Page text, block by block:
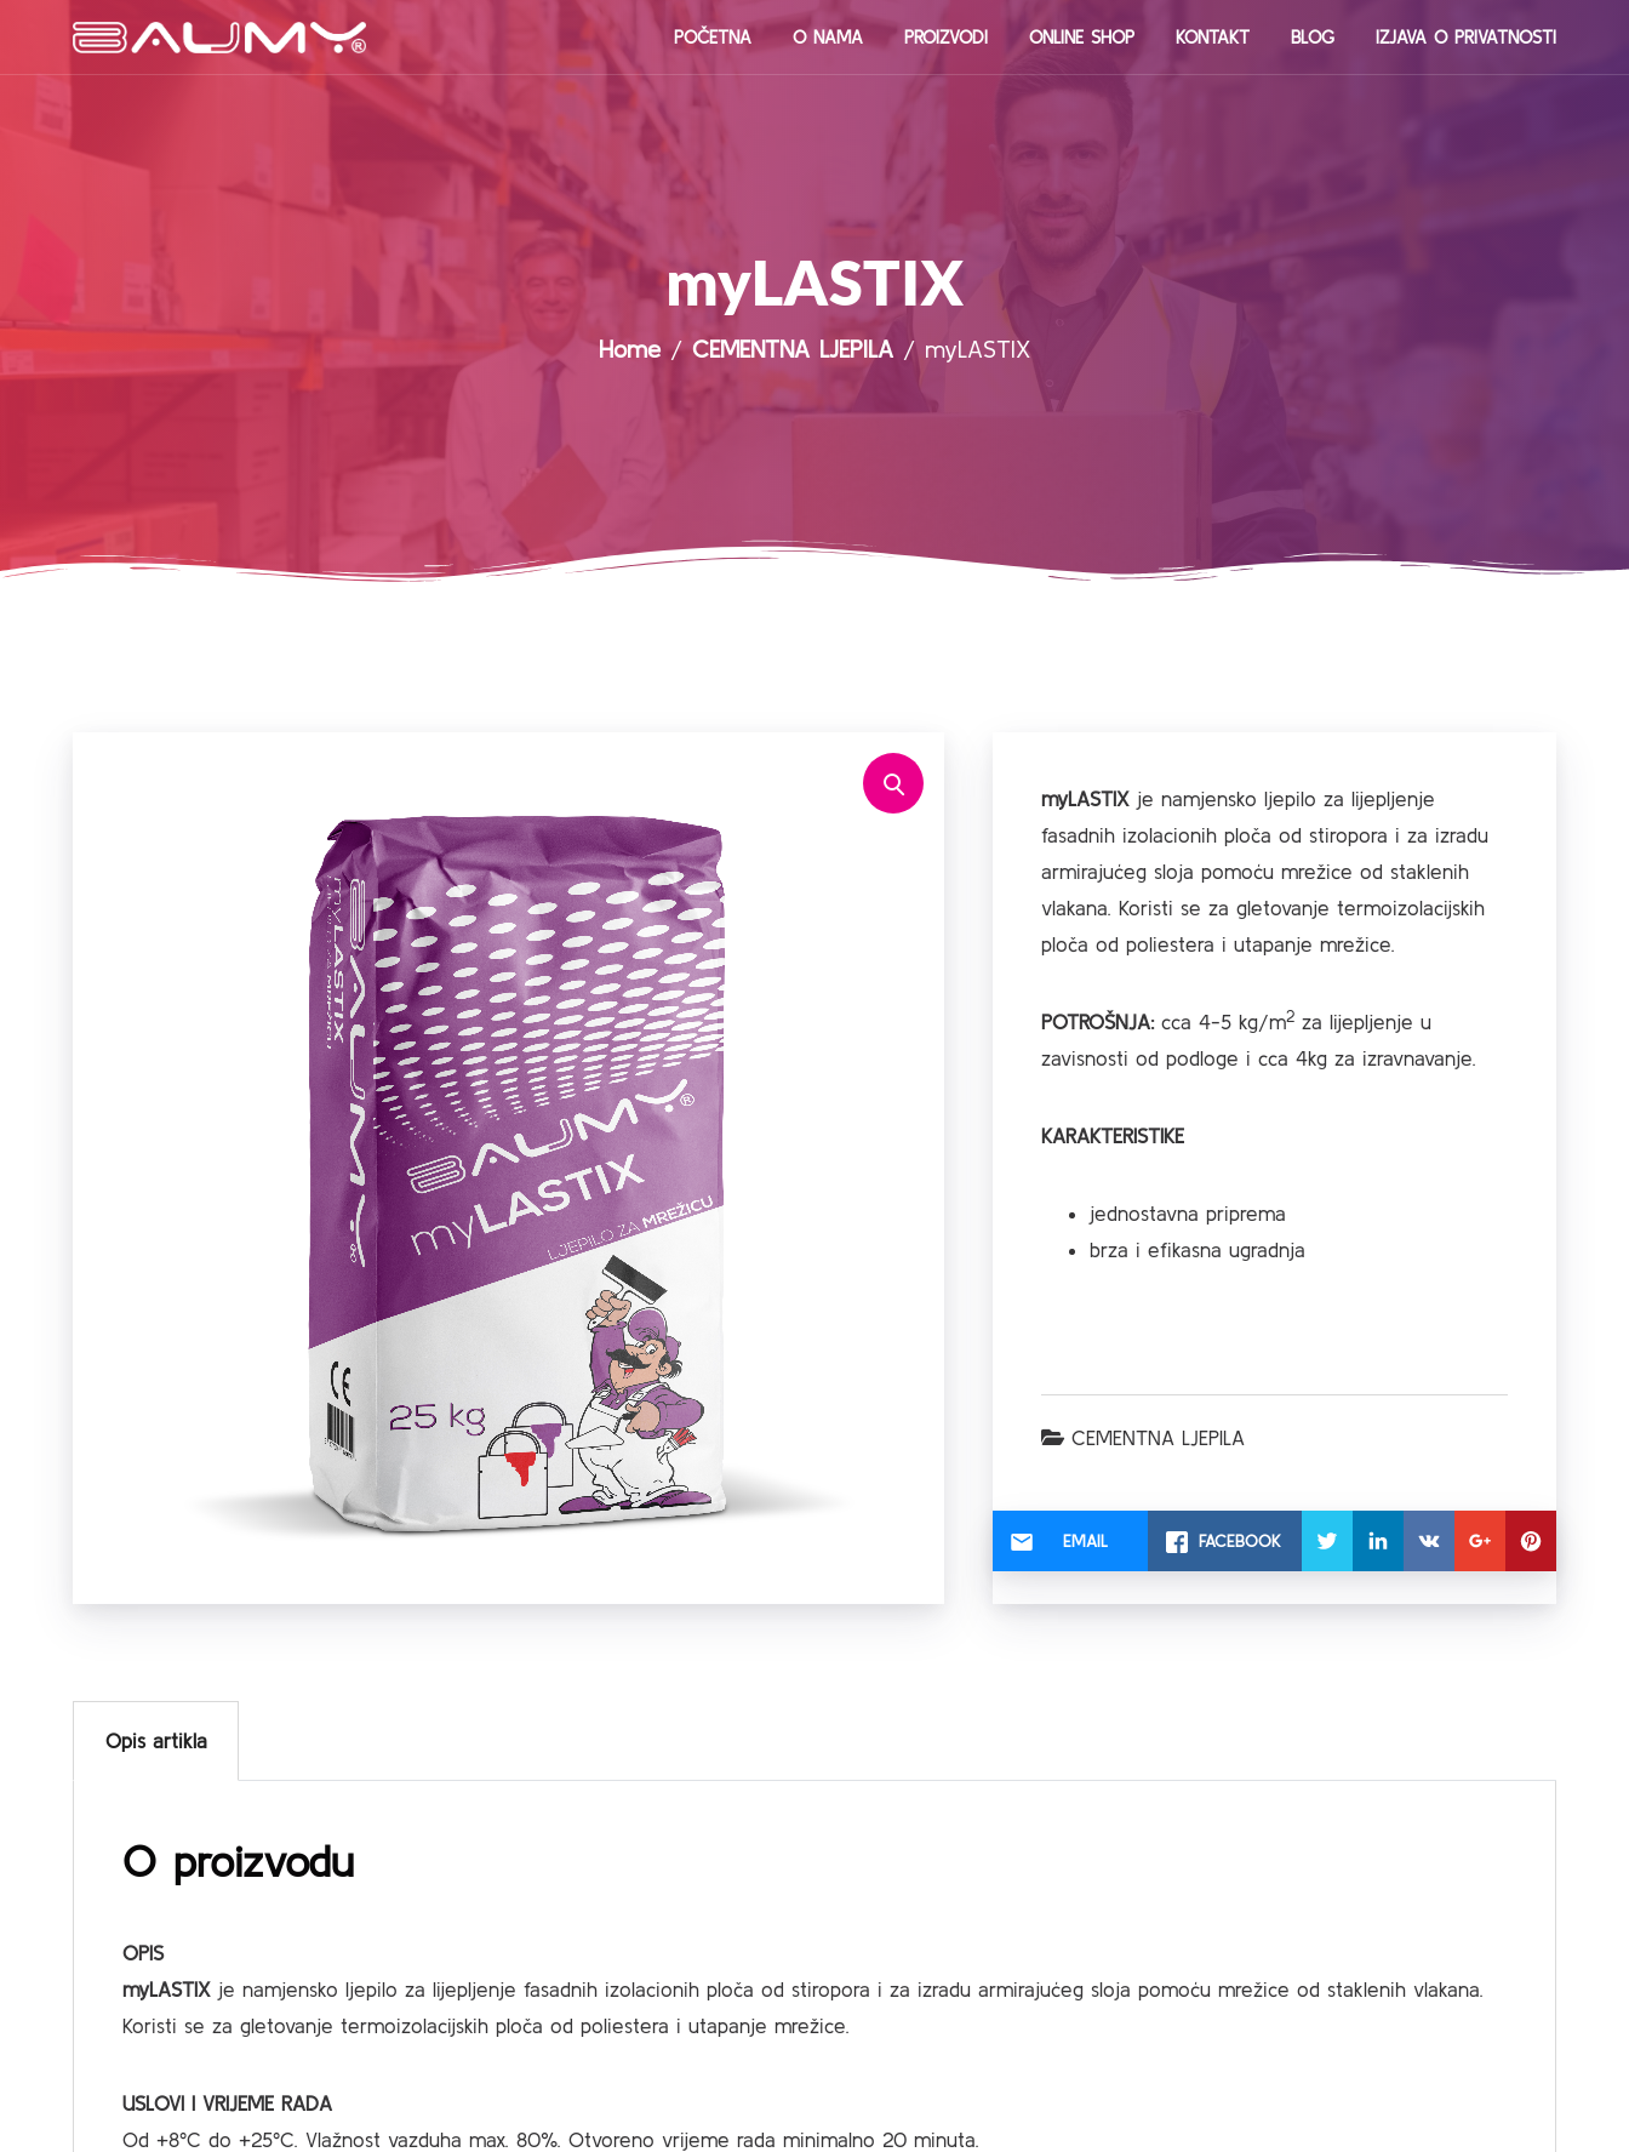
POČETNA O NAMA PROIZVODI ONLINE SHOP KONTAKT BLOG IZJAVA O PRIVATNOSTI
myLASTIX
Home / CEMENTNA LJEPILA / myLASTIX
myLASTIX je namjensko ljepilo za lijepljenje
fasadnih izolacionih ploča od stiropora i za izradu
armirajućeg sloja pomoću mrežice od staklenih
vlakana. Koristi se za gletovanje termoizolacijskih
ploča od poliestera i utapanje mrežice.
POTROŠNJA:cca 4-5 kg/m2 za lijepljenje u
zavisnosti od podloge i cca 4kg za izravnavanje.
KARAKTERISTIKE
jednostavna priprema
brza i efikasna ugradnja
CEMENTNA LJEPILA
EMAIL FACEBOOK
Opis artikla
O proizvodu
OPIS
myLASTIX je namjensko ljepilo za lijepljenje fasadnih izolacionih ploča od stiropora i za izradu armirajućeg sloja pomoću mrežice od staklenih vlakana.
Koristi se za gletovanje termoizolacijskih ploča od poliestera i utapanje mrežice.
USLOVI I VRIJEME RADA
Od +8°C do +25°C. Vlažnost vazduha max. 80%. Otvoreno vrijeme rada minimalno 20 minuta.